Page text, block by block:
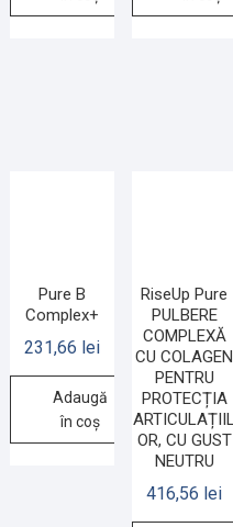
Pure B
Complex+
231,66 lei
Adaugă
în coș
RiseUp Pure
PULBERE
COMPLEXĂ
CU COLAGEN
PENTRU
PROTECȚIA
ARTICULAȚIIL
OR, CU GUST
NEUTRU
416,56 lei